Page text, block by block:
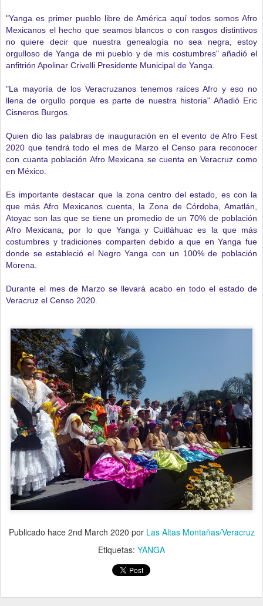
"Yanga es primer pueblo libre de América aquí todos somos Afro
Mexicanos el hecho que seamos blancos o con rasgos distintivos
no quiere decir que nuestra genealogía no sea negra, estoy
orgulloso de Yanga de mi pueblo y de mis costumbres" añadió el
anfitrión Apolinar Crivelli Presidente Municipal de Yanga.
"La mayoría de los Veracruzanos tenemos raíces Afro y eso no
llena de orgullo porque es parte de nuestra historia" Añadió Eric
Cisneros Burgos.
Quien dio las palabras de inauguración en el evento de Afro Fest
2020 que tendrá todo el mes de Marzo el Censo para reconocer
con cuanta población Afro Mexicana se cuenta en Veracruz como
en México.
Es importante destacar que la zona centro del estado, es con la
que más Afro Mexicanos cuenta, la Zona de Córdoba, Amatlán,
Atoyac son las que se tiene un promedio de un 70% de población
Afro Mexicana, por lo que Yanga y Cuitláhuac es la que más
costumbres y tradiciones comparten debido a que en Yanga fue
donde se estableció el Negro Yanga con un 100% de población
Morena.
Durante el mes de Marzo se llevará acabo en todo el estado de
Veracruz el Censo 2020.
Publicado hace 2nd March 2020 por Las Altas Montañas/Veracruz
Etiquetas: YANGA